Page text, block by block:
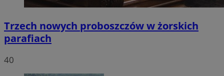
Trzech nowych proboszczów w żorskich
parafiach
40